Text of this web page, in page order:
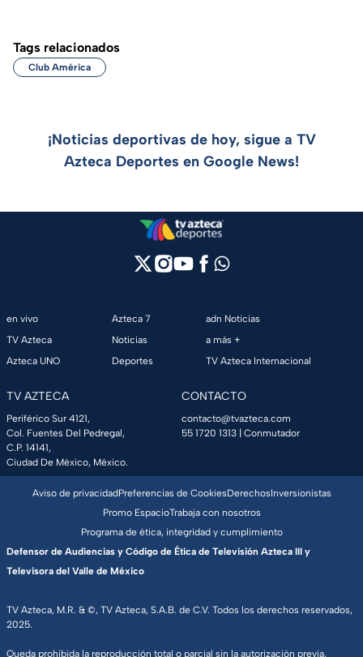
Tags relacionados
Club América
¡Noticias deportivas de hoy, sigue a TV
Azteca Deportes en Google News!
en vivo
TV Azteca
Azteca UNO
Azteca 7
Noticias
Deportes
adn Noticias
a más +
TV Azteca Internacional
TV AZTECA
Periférico Sur 4121,
Col. Fuentes Del Pedregal,
C.P. 14141,
Ciudad De México, México.
CONTACTO
contacto@tvazteca.com
55 1720 1313 | Conmutador
TV Azteca, M.R. & ©, TV Azteca, S.A.B. de C.V. Todos los derechos reservados,
2025.
Queda prohibida la reproducción total o parcial sin la autorización previa,
Aviso de privacidadPreferencias de CookiesDerechosInversionistas
Promo EspacioTrabaja con nosotros
Programa de ética, integridad y cumplimiento
Defensor de Audiencias y Código de Ética de Televisión Azteca III y
Televisora del Valle de México